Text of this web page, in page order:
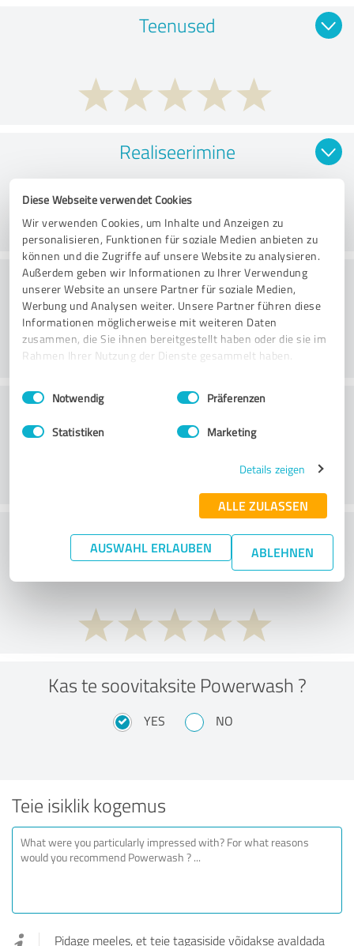
Diese Webseite verwendet Cookies
Wir verwenden Cookies, um Inhalte und Anzeigen zu
personalisieren, Funktionen für soziale Medien anbieten zu
können und die Zugriffe auf unsere Website zu analysieren.
Außerdem geben wir Informationen zu Ihrer Verwendung
unserer Website an unsere Partner für soziale Medien,
Werbung und Analysen weiter. Unsere Partner führen diese
Informationen möglicherweise mit weiteren Daten
zusammen, die Sie ihnen bereitgestellt haben oder die sie im
Rahmen Ihrer Nutzung der Dienste gesammelt haben.
Impressum Datenschutzbestimmungen
Einwilligungsauswahl
Notwendig Präferenzen
Statistiken Marketing
Details zeigen
ALLE ZULASSEN
AUSWAHL ERLAUBEN ABLEHNEN
Teenused
Realiseerimine
Konsultatsioon
Klienditeenindus
What do you think of the price to
performance ratio?
Kas te soovitaksite Powerwash ?
YES NO
Teie isiklik kogemus
Pidage meeles, et teie tagasiside võidakse avaldada